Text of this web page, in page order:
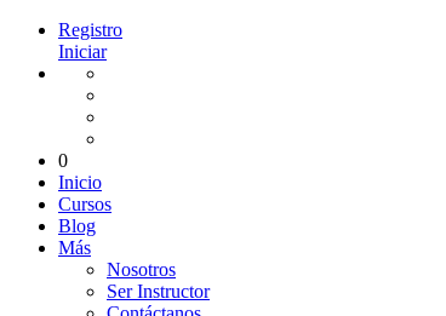
Registro
Iniciar
0
Inicio
Cursos
Blog
Más
Nosotros
Ser Instructor